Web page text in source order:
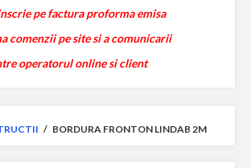
pe factura proforma emisa
comenzii pe site si a comunicarii
operatorul online si client
/ BORDURA FRONTON LINDAB 2M